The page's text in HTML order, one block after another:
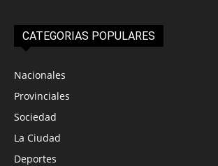
CATEGORIAS POPULARES
Nacionales
Provinciales
Sociedad
La Ciudad
Deportes